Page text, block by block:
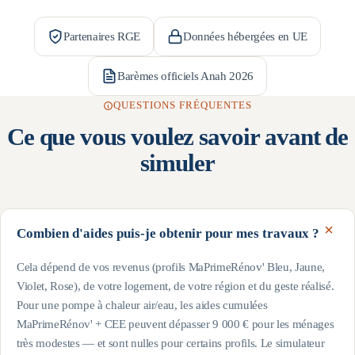
Partenaires RGE Données hébergées en UE
Barèmes officiels Anah 2026
QUESTIONS FRÉQUENTES
Ce que vous voulez savoir avant de
simuler
Combien d'aides puis-je obtenir pour mes travaux ?
Cela dépend de vos revenus (profils MaPrimeRénov' Bleu, Jaune,
Violet, Rose), de votre logement, de votre région et du geste réalisé.
Pour une pompe à chaleur air/eau, les aides cumulées
MaPrimeRénov' + CEE peuvent dépasser 9 000 € pour les ménages
très modestes — et sont nulles pour certains profils. Le simulateur